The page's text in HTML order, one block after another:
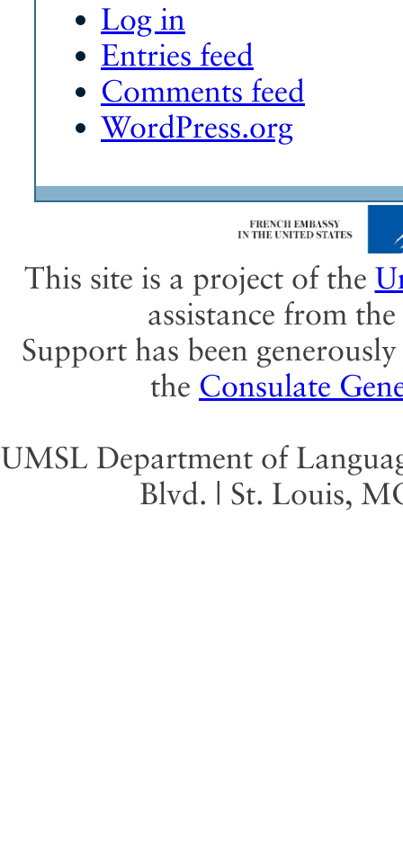
Log in
Entries feed
Comments feed
WordPress.org
This site is a project of the
assistance from the
Support has been
the Consulate
UMSL Department of
Blvd. | St. Louis,